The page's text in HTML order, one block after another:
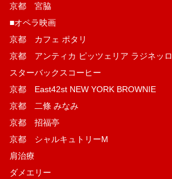
京都 宮脇
■オペラ映画
京都 カフェ ポタリ
京都 アンティカ ピッツェリア ラジネッロ
スターバックスコーヒー
京都 East42st NEW YORK BROWNIE
京都 二條 みなみ
京都 招福亭
京都 シャルキュトリーM
肩治療
ダメエリー